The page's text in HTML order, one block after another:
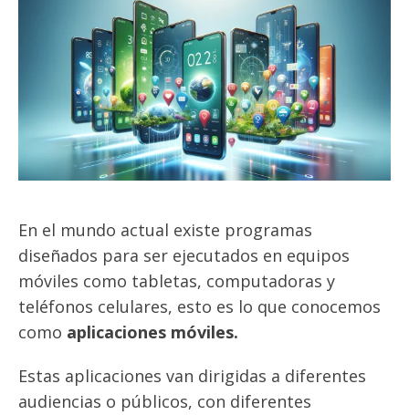
En el mundo actual existe programas
diseñados para ser ejecutados en equipos
móviles como tabletas, computadoras y
teléfonos celulares, esto es lo que conocemos
como aplicaciones móviles.
Estas aplicaciones van dirigidas a diferentes
audiencias o públicos, con diferentes